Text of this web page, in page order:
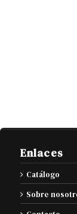
Enlaces
Catálogo
Sobre